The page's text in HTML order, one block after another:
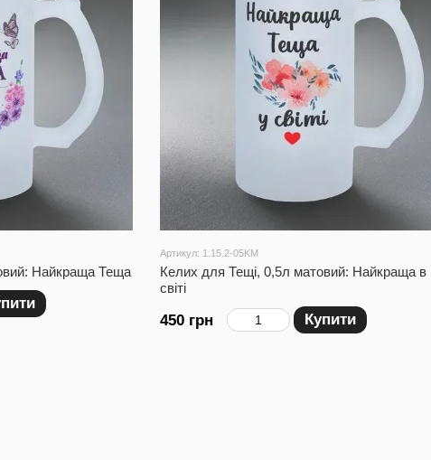
Найкраща Теща
Артикул: 1.15.2-05KM
Келих для Тещі, 0,5л матовий: Найкраща в
світі
450 грн Купити